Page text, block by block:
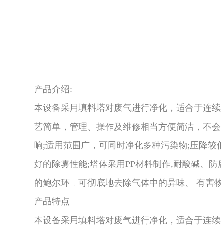
产品介绍:
本设备采用填料塔对废气进行净化，适合于连
艺简单，管理、操作及维修相当方便简洁，不
响;适用范围广，可同时净化多种污染物;压降较
好的除雾性能;塔体采用PP材料制作,耐酸碱、
的鲍尔环，可彻底地去除气体中的异味、 有害
产品特点：
本设备采用填料塔对废气进行净化，适合于连